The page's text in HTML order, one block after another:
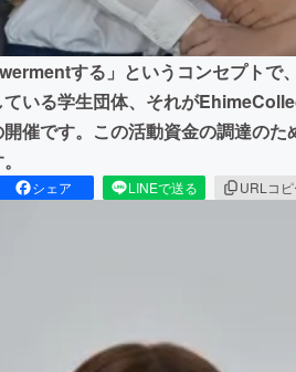
する」というコンセプト
ている学生団体、それが
催です。この活動資金の調達の
シェア LINEで送る URLコ